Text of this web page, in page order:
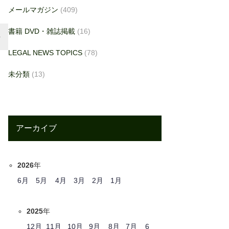
メールマガジン (409)
書籍 DVD・雑誌掲載 (16)
LEGAL NEWS TOPICS (78)
未分類 (13)
アーカイブ
2026年
6月
5月 4月 3月 2月 1月
2025年
12月
11月 10月 9月 8月 7月 6